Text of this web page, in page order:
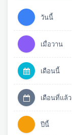
วันนี้
เมื่อวาน
เดือนนี้
เดือนที่แล้ว
ปีนี้